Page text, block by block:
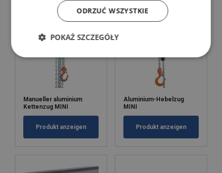
Manueller aluminium
Kettenzug MINI
Produkt anzeigen
Aluminium-Hebelzug
MINI
Produkt anzeigen
ODRZUĆ WSZYSTKIE
POKAŻ SZCZEGÓŁY